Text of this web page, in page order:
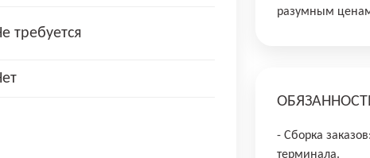
требуется
разумным
- Сборка
терминала.